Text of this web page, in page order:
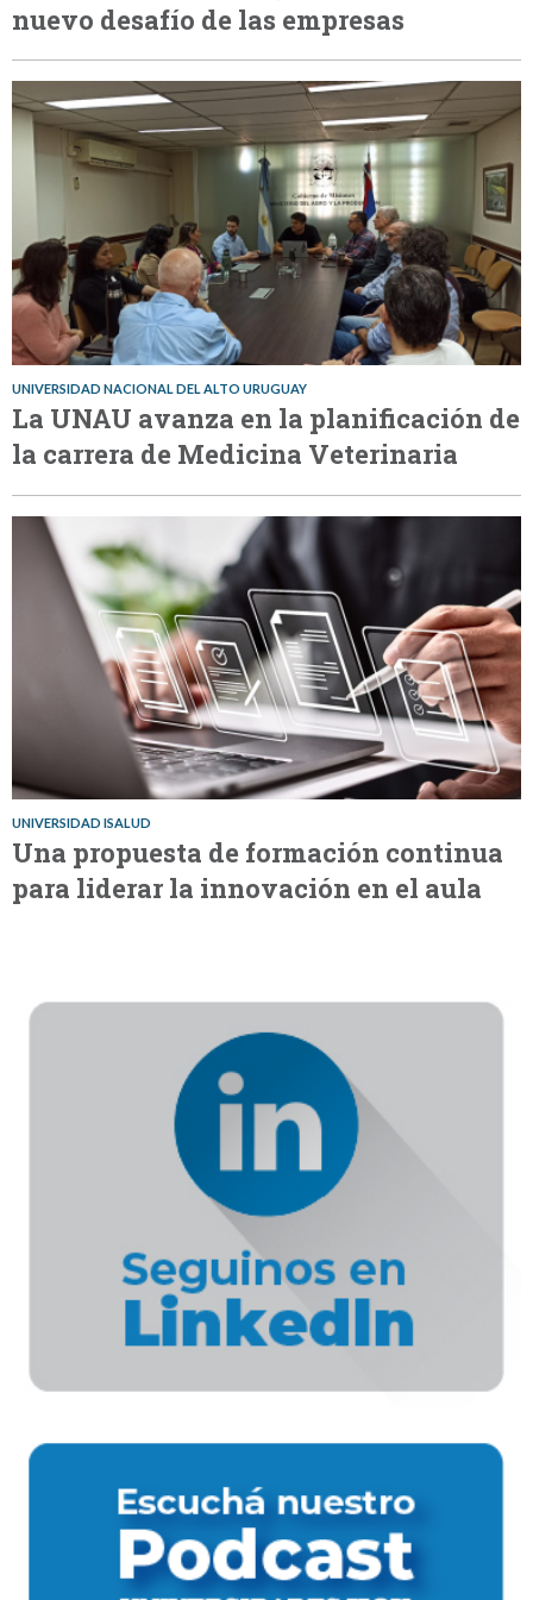
nuevo desafío de las empresas
UNIVERSIDAD NACIONAL DEL ALTO URUGUAY
La UNAU avanza en la planificación de
la carrera de Medicina Veterinaria
UNIVERSIDAD ISALUD
Una propuesta de formación continua
para liderar la innovación en el aula